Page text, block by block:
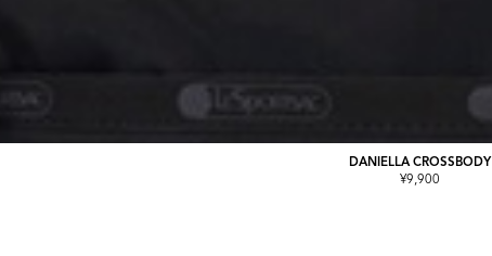
DANIELLA CROSSBODY
¥9,900